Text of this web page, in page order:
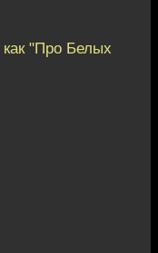
как "Про Белых